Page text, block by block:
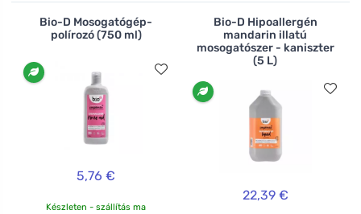
Bio-D Mosogatógép-
polírozó (750 ml)
5,76 €
Készleten - szállítás ma
Bio-D Hipoallergén
mandarin illatú
mosogatószer - kaniszter
(5 L)
22,39 €